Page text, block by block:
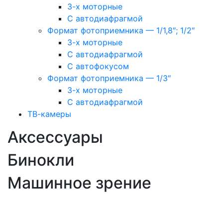
3-х моторные
С автодиафрагмой
Формат фотоприемника — 1/1,8″; 1/2″
3-х моторные
С автодиафрагмой
С автофокусом
Формат фотоприемника — 1/3″
3-х моторные
С автодиафрагмой
ТВ-камеры
Аксессуары
Бинокли
Машинное зрение